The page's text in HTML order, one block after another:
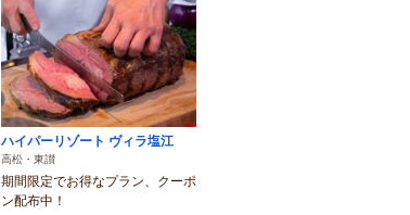
ハイパーリゾート ヴィラ塩江
高松・東讃
期間限定でお得なプラン、クーポ
ン配布中！